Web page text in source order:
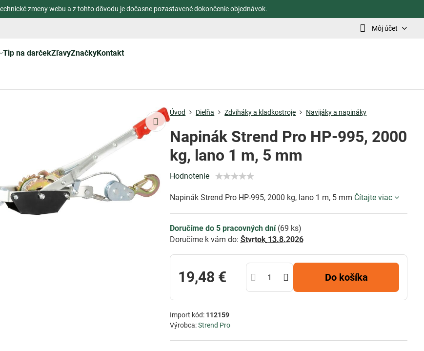
zmeny webu a z tohto dôvodu je dočasne pozastavené dokončenie objednávok.
Môj účet
Tip na darčekZľavyZnačkyKontakt
Úvod Dielňa Zdviháky a kladkostroje Navijáky a napináky
Napinák Strend Pro HP-995, 2000
kg, lano 1 m, 5 mm
Hodnotenie
Napinák Strend Pro HP-995, 2000 kg, lano 1 m, 5 mm Čítajte viac
Doručíme do 5 pracovných dní (69 ks)
Doručíme k vám do:Štvrtok 13.8.2026
19,48 € Do košíka
Import kód: 112159
Výrobca:Strend Pro